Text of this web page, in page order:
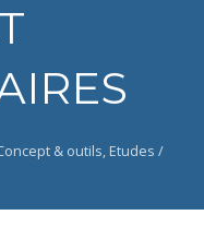
& outils, Etudes /